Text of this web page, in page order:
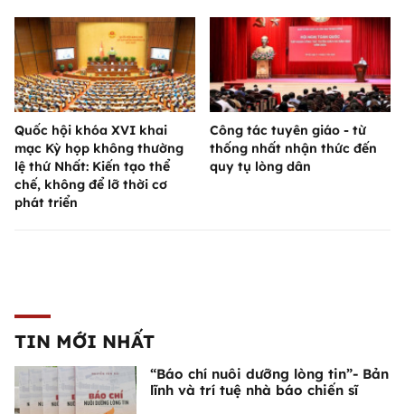
Quốc hội khóa XVI khai
mạc Kỳ họp không thường
lệ thứ Nhất: Kiến tạo thể
chế, không để lỡ thời cơ
phát triển
Công tác tuyên giáo - từ
thống nhất nhận thức đến
quy tụ lòng dân
TIN MỚI NHẤT
“Báo chí nuôi dưỡng lòng tin”- Bản
lĩnh và trí tuệ nhà báo chiến sĩ